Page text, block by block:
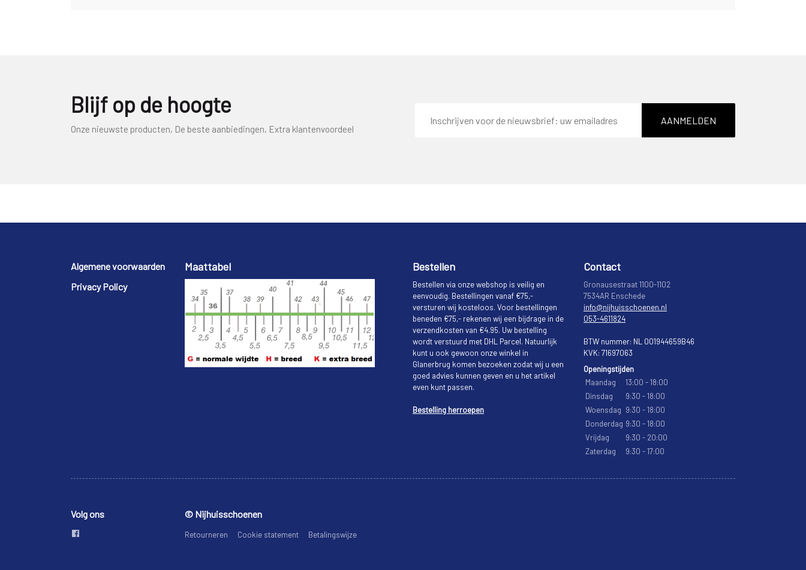
Blijf op de hoogte
Onze nieuwste producten, De beste aanbiedingen, Extra klantenvoordeel
mailadres
AANMELDEN
Footer
Algemene voorwaarden
Privacy Policy
Maattabel Bestellen
Bestellen via onze webshop is veilig en
eenvoudig. Bestellingen vanaf €75,-
versturen wij kosteloos. Voor bestellingen
beneden €75,- rekenen wij een bijdrage in de
verzendkosten van €4.95. Uw bestelling
wordt verstuurd met DHL Parcel. Natuurlijk
kunt u ook gewoon onze winkel in
Glanerbrug komen bezoeken zodat wij u een
goed advies kunnen geven en u het artikel
even kunt passen.
Bestelling herroepen
Contact
Gronausestraat 1100-1102
7534AR Enschede
info@nijhuisschoenen.nl
053-4611824
BTW nummer: NL 001944659B46
KVK: 71697063
Openingstijden
Maandag
13:00 - 18:00
Dinsdag
9:30 - 18:00
Woensdag 9:30 - 18:00
Donderdag 9:30 - 18:00
Vrijdag
9:30 - 20:00
Zaterdag
9:30 - 17:00
Volg ons © Nijhuisschoenen
Retourneren Cookie statement Betalingswijze